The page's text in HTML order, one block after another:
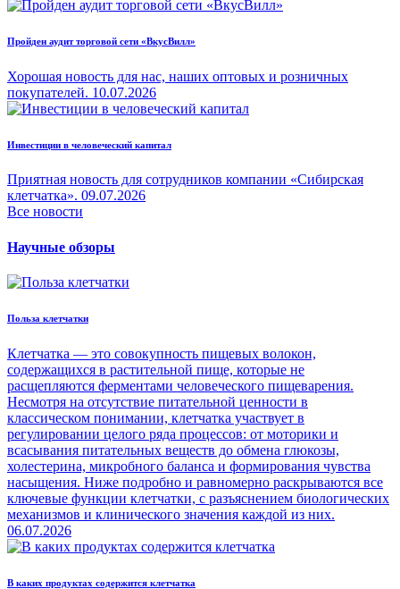
Пройден аудит торговой сети «ВкусВилл»
Хорошая новость для нас, наших оптовых и розничных
покупателей. 10.07.2026
Инвестиции в человеческий капитал
Приятная новость для сотрудников компании «Сибирская
клетчатка». 09.07.2026
Все новости
Научные обзоры
Польза клетчатки
Клетчатка — это совокупность пищевых волокон,
содержащихся в растительной пище, которые не
расщепляются ферментами человеческого пищеварения.
Несмотря на отсутствие питательной ценности в
классическом понимании, клетчатка участвует в
регулировании целого ряда процессов: от моторики и
всасывания питательных веществ до обмена глюкозы,
холестерина, микробного баланса и формирования чувства
насыщения. Ниже подробно и равномерно раскрываются все
ключевые функции клетчатки, с разъяснением биологических
механизмов и клинического значения каждой из них.
06.07.2026
В каких продуктах содержится клетчатка